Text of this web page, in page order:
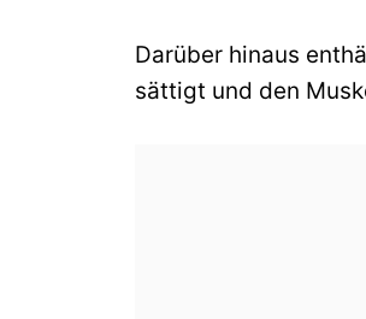
Darüber hinaus
sättigt und den